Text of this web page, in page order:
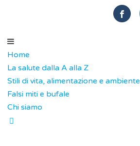
Home
La salute dalla A alla Z
Stili di vita, alimentazione e ambiente
Falsi miti e bufale
Chi siamo